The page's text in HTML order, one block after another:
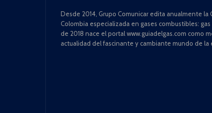
Desde 2014, Grupo Comunicar edita anualmente la
Colombia especializada en gases combustibles:
de 2018 nace el portal www.guiadelgas.com como
actualidad del fascinante y cambiante mundo de la